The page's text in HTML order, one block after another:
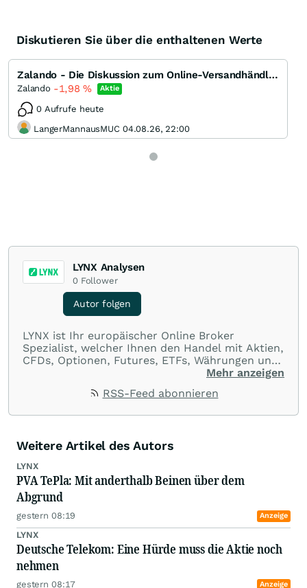
Diskutieren Sie über die enthaltenen Werte
Zalando - Die Diskussion zum Online-Versandhändler aus Berlin
Zalando -1,98% Aktie
0 Aufrufe heute
LangerMannausMUC 04.08.26, 22:00
LYNX Analysen
0 Follower
Autor folgen
LYNX ist Ihr europäischer Online Broker
Spezialist, welcher Ihnen den Handel mit Aktien,
CFDs, Optionen, Futures, ETFs, Währungen und
Optionsscheinen aus einer Handelsplattform
Börsenplätzen in 20 Ländern und das zu
Mehr anzeigen
RSS-Feed abonnieren
Weitere Artikel des Autors
LYNX
PVA TePla: Mit anderthalb Beinen über dem
Abgrund
gestern 08:19 Anzeige
LYNX
Deutsche Telekom: Eine Hürde muss die Aktie noch
nehmen
gestern 08:17 Anzeige